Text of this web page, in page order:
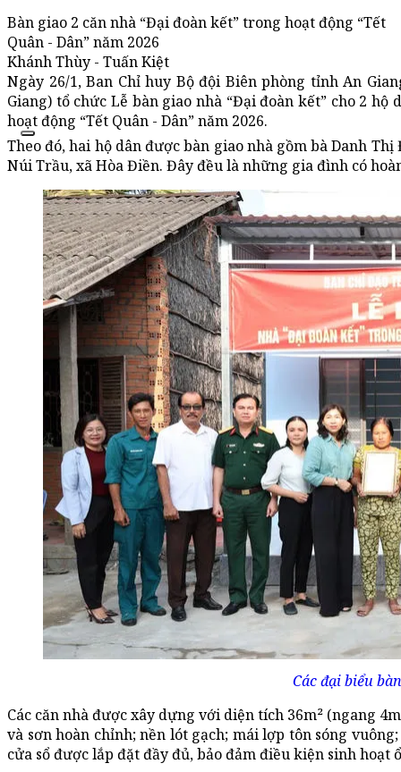
Bàn giao 2 căn nhà “Đại đoàn kết” trong hoạt động “Tết
Quân - Dân” năm 2026
Khánh Thùy - Tuấn Kiệt
Ngày 26/1, Ban Chỉ huy Bộ đội Biên phòng tỉnh An
Giang) tổ chức Lễ bàn giao nhà “Đại đoàn kết” cho 2
hoạt động “Tết Quân - Dân” năm 2026.
Theo đó, hai hộ dân được bàn giao nhà gồm bà Danh
Núi Trầu, xã Hòa Điền. Đây đều là những gia đình có
Các đại biểu
Các căn nhà được xây dựng với diện tích 36m² (ngang
và sơn hoàn chỉnh; nền lót gạch; mái lợp tôn sóng
cửa sổ được lắp đặt đầy đủ, bảo đảm điều kiện sinh hoạt